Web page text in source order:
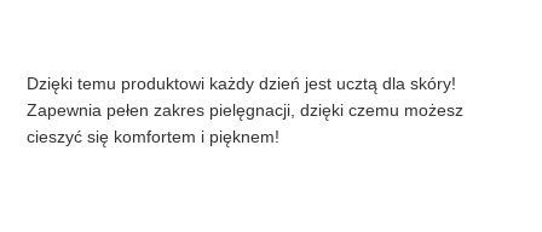
POLITYKA
PRYWATNOŚCI
Dzięki temu produktowi każdy dzień jest ucztą dla skóry!
Zapewnia pełen zakres pielęgnacji, dzięki czemu możesz
cieszyć się komfortem i pięknem!